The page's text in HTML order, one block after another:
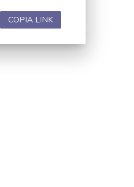
COPIA LINK